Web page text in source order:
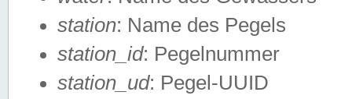
station: Name des Pegels
station_id: Pegelnummer
station_ud: Pegel-UUID